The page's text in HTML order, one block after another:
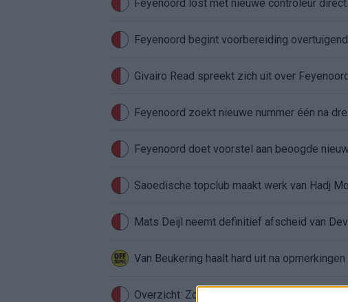
Feyenoord lost met nieuwe controleur
Feyenoord begint voorbereiding
Givairo Read spreekt zich uit over
Feyenoord zoekt nieuwe nummer één na
Feyenoord doet voorstel aan beoogde
Saoedische topclub maakt werk van Hadj
Mats Deijl neemt definitief afscheid van
Van Beukering haalt hard uit na
Overzicht: Zo presteren de Feyenoord-